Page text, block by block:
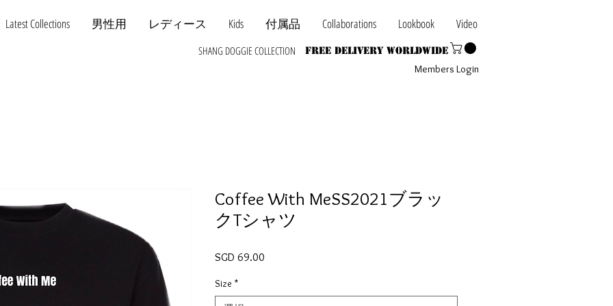
Latest Collections 男性用 レディース Kids 付属品 Collaborations Lookbook Video
Free Delivery Worldwide
SHANG DOGGIE COLLECTION
Members Login
Coffee With MeSS2021ブラッ
クTシャツ
SGD 69.00
Size *